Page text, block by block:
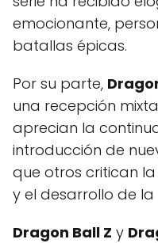
emocionante,
batallas épicas.
Por su parte,
una recepción
aprecian la
introducción de
que otros critican
y el desarrollo de
Dragon Ball Z y